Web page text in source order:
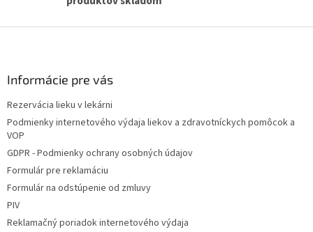
Informácie pre vás
Rezervácia lieku v lekárni
Podmienky internetového výdaja liekov a zdravotníckych pomôcok a
VOP
GDPR - Podmienky ochrany osobných údajov
Formulár pre reklamáciu
Formulár na odstúpenie od zmluvy
PIV
Reklamačný poriadok internetového výdaja